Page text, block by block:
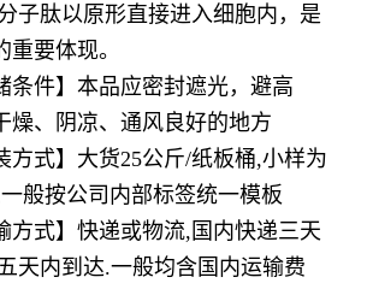
子肽以原形直接进入细胞内，是
重要体现。
条件】本品应密封遮光，避高
燥、阴凉、通风良好的地方
方式】大货25公斤/纸板桶,小样为
般按公司内部标签统一模板
方式】快递或物流,国内快递三天
天内到达.一般均含国内运输费